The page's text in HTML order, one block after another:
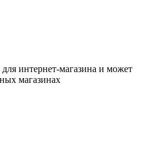
интернет-магазина и может
магазинах